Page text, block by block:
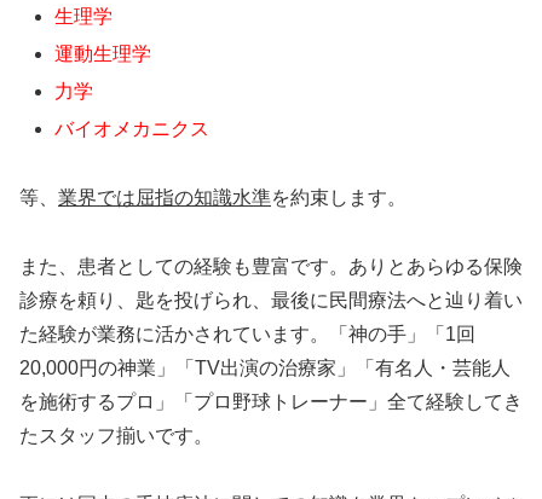
生理学
運動生理学
力学
バイオメカニクス
等、 業界では屈指の知識水準を約束します。
また、患者としての経験も豊富です。ありとあらゆる保険
診療を頼り、匙を投げられ、最後に民間療法へと辿り着い
た経験が業務に活かされています。「神の手」「1回
20,000円の神業」「TV出演の治療家」「有名人・芸能人
を施術するプロ」「プロ野球トレーナー」全て経験してき
たスタッフ揃いです。